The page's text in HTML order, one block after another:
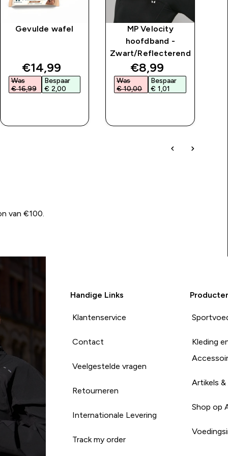
Gevulde wafel
discounted price
€14,99‎
Was
€ 16,99‎
Bespaar
€ 2,00‎
MP Velocity
hoofdband -
Zwart/Reflecterend
discounted price
€8,99‎
Was
€ 10,00‎
Bespaar
€ 1,01‎
van €100.
Handige Links
Klantenservice
Contact
Veelgestelde vragen
Retourneren
Internationale Levering
Track my order
Kleding
Artikels &
Shop op